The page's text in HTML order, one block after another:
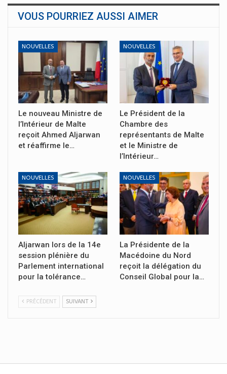
VOUS POURRIEZ AUSSI AIMER
NOUVELLES
Le nouveau Ministre de
l’Intérieur de Malte
reçoit Ahmed Aljarwan
et réaffirme le…
NOUVELLES
Le Président de la
Chambre des
représentants de Malte
et le Ministre de
l’Intérieur…
NOUVELLES
Aljarwan lors de la 14e
session plénière du
Parlement international
pour la tolérance…
NOUVELLES
La Présidente de la
Macédoine du Nord
reçoit la délégation du
Conseil Global pour la…
PRÉCÉDENT SUIVANT